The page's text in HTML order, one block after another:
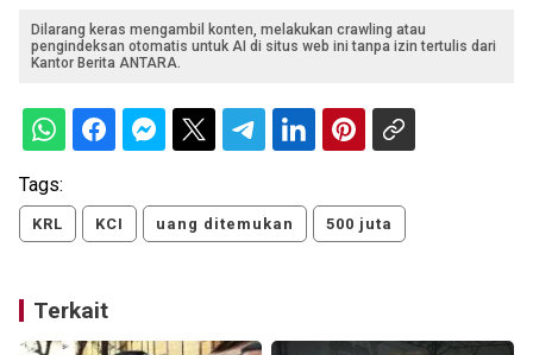
Dilarang keras mengambil konten, melakukan crawling atau
pengindeksan otomatis untuk AI di situs web ini tanpa izin tertulis dari
Kantor Berita ANTARA.
Tags:
KRL KCI uang ditemukan 500 juta
Terkait